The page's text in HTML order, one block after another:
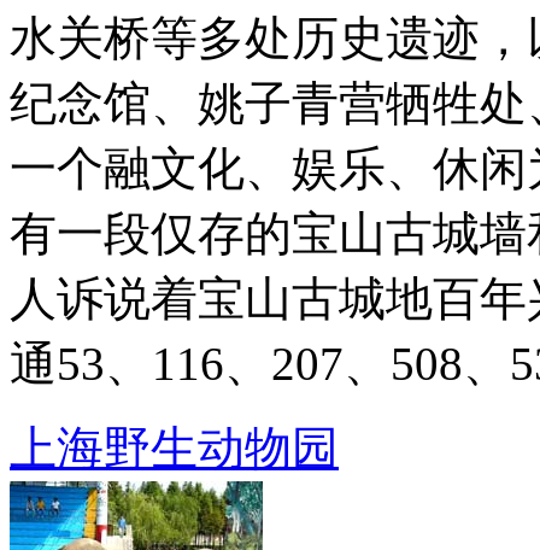
水关桥等多处历史遗迹
纪念馆、姚子青营牺牲
一个融文化、娱乐、休
有一段仅存的宝山古城
人诉说着宝山古城地百
通53、116、207、508、
上海野生动物园